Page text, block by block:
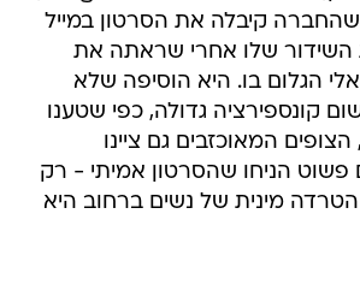
קיבלה את הסרטון במייל
השידור שלו אחרי שראתה את
הגלום בו. היא הוסיפה שלא
קונספירציה גדולה, כפי שטענו
המאוכזבים גם ציינו
הניחו שהסרטון אמיתי - רק
מינית של נשים ברחוב היא